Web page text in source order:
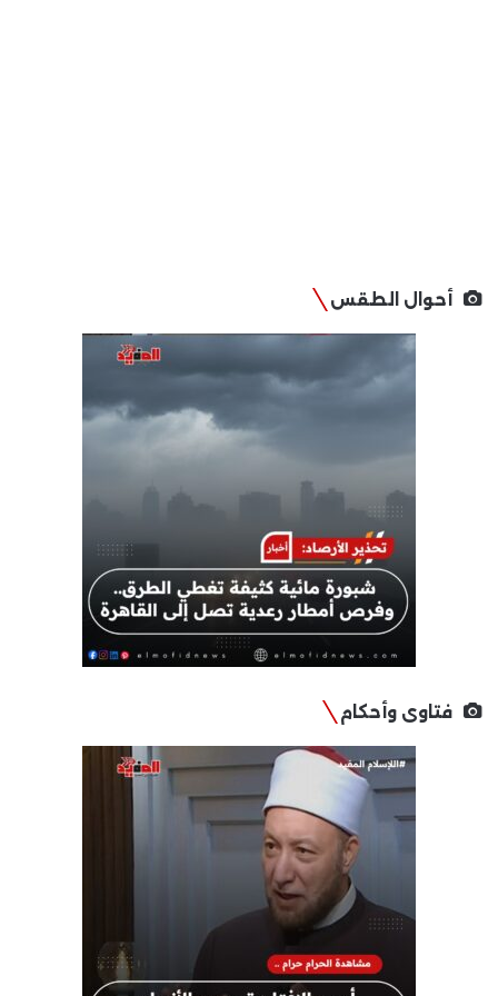
أحوال الطقس
فتاوى وأحكام